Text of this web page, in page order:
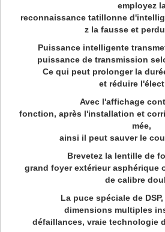
employez
reconnaissance tatillonne
z la fausse et
Puissance intelligente
puissance de transmission
Ce qui peut prolonger la
et réduire
Avec l'affichage
fonction, après l'installation et
mée,
ainsi il peut sauver le
Brevetez la lentille de
grand foyer extérieur asphérique
de calibre
La puce spéciale de
dimensions multiples
défaillances, vraie technologie